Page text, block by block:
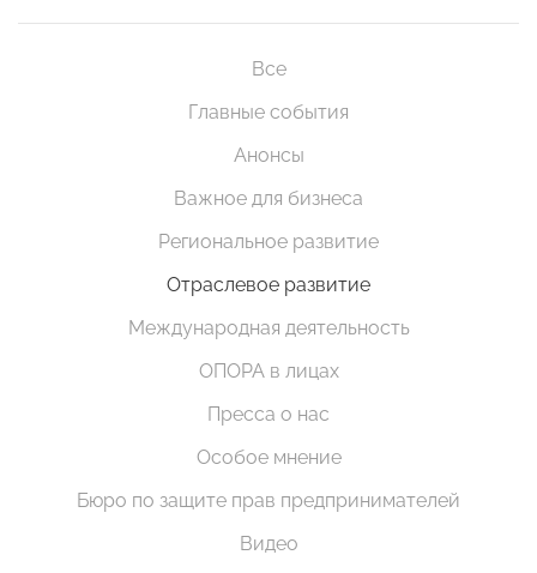
Все
Главные события
Анонсы
Важное для бизнеса
Региональное развитие
Отраслевое развитие
Международная деятельность
ОПОРА в лицах
Пресса о нас
Особое мнение
Бюро по защите прав предпринимателей
Видео